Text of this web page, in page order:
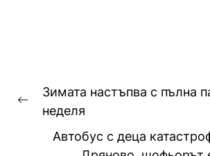
Навигация
Previous
Зимата настъпва с пълна
неделя
Автобус с деца